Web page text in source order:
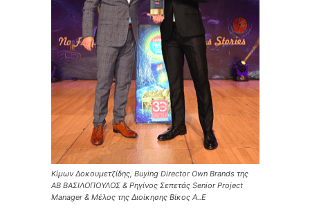
Κίμων Δοκουμετζίδης, Buying Director Own Brands της
ΑΒ ΒΑΣΙΛΟΠΟΥΛΟΣ & Ρηγίνος Σεπετάς Senior Project
Manager & Μέλος της Διοίκησης Βίκος Α..Ε